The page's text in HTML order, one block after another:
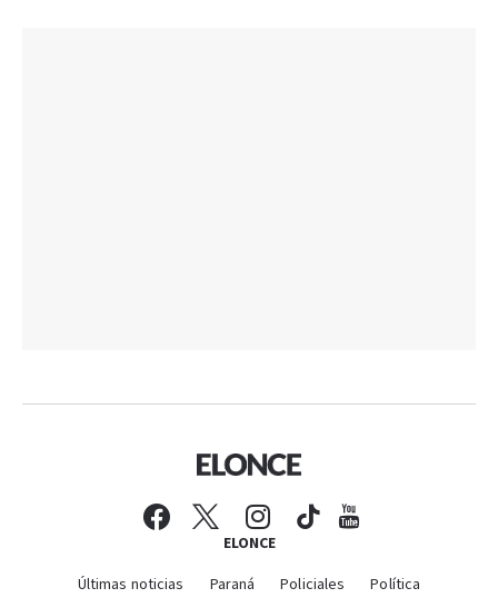
ELONCE
Últimas noticias Paraná Policiales Política